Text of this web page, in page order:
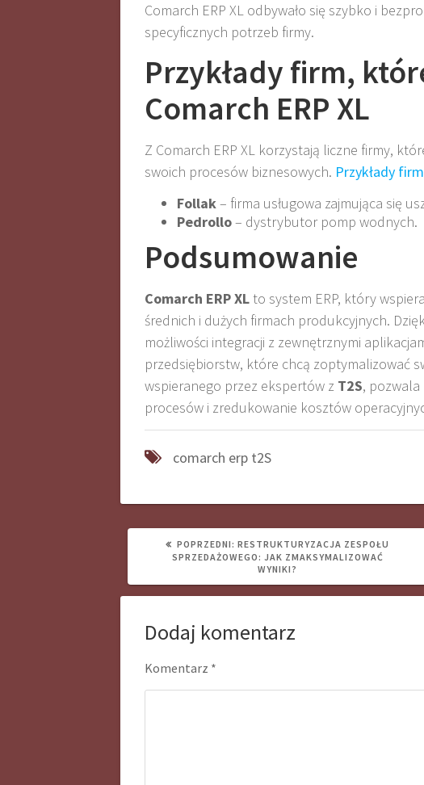
Comarch ERP XL odbywało się szybko i
specyficznych potrzeb firmy.
Przykłady firm,
Comarch ERP XL
Z Comarch ERP XL korzystają liczne firmy,
swoich procesów biznesowych. Przykłady firm
Follak– firma usługowa zajmująca się
Pedrollo– dystrybutor pomp wodnych.
Podsumowanie
Comarch ERP XLto system ERP, który
średnich i dużych firmach produkcyjnych.
możliwości integracji z zewnętrznymi
przedsiębiorstw, które chcą zoptymalizować
wspieranego przez ekspertów z T2S,
procesów i zredukowanie kosztów
comarch erp t2S
POPRZEDNI: POPRZEDNI
WPIS:
RESTRUKTURYZACJA ZESPOŁU
SPRZEDAŻOWEGO: JAK ZMAKSYMALIZOWAĆ
WYNIKI?
Dodaj komentarz
Komentarz *